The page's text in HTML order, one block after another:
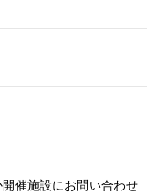
催施設にお問い合わせ